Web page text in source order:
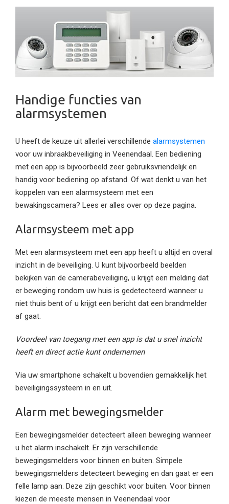
Handige functies van
alarmsystemen
U heeft de keuze uit allerlei verschillende alarmsystemen
voor uw inbraakbeveiliging in Veenendaal. Een bediening
met een app is bijvoorbeeld zeer gebruiksvriendelijk en
handig voor bediening op afstand. Of wat denkt u van het
koppelen van een alarmsysteem met een
bewakingscamera? Lees er alles over op deze pagina.
Alarmsysteem met app
Met een alarmsysteem met een app heeft u altijd en overal
inzicht in de beveiliging. U kunt bijvoorbeeld beelden
bekijken van de camerabeveiliging, u krijgt een melding dat
er beweging rondom uw huis is gedetecteerd wanneer u
niet thuis bent of u krijgt een bericht dat een brandmelder
af gaat.
Voordeel van toegang met een app is dat u snel inzicht
heeft en direct actie kunt ondernemen
Via uw smartphone schakelt u bovendien gemakkelijk het
beveiligingssysteem in en uit.
Alarm met bewegingsmelder
Een bewegingsmelder detecteert alleen beweging wanneer
u het alarm inschakelt. Er zijn verschillende
bewegingsmelders voor binnen en buiten. Simpele
bewegingsmelders detecteert beweging en dan gaat er een
felle lamp aan. Deze zijn geschikt voor buiten. Voor binnen
kiezen de meeste mensen in Veenendaal voor